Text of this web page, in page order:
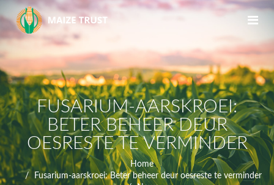
FUSARIUM-AARSKROEI:
BETER BEHEER DEUR
OESRESTE TE VERMINDER
Home
Fusarium-aarskroei: Beter beheer deur oesreste te verminder